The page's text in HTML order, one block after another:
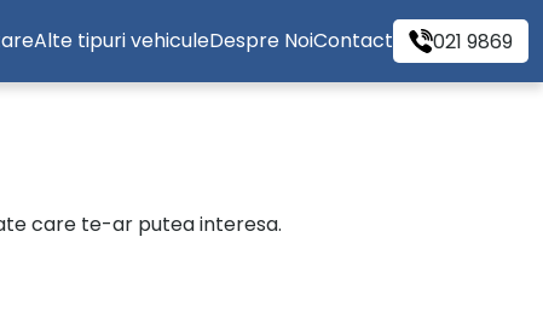
Alte tipuri vehiculeDespre NoiContact 021 9869
care te-ar putea interesa.